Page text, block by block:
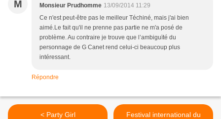
M Monsieur Prudhomme 13/09/2014 11:29
Ce n'est peut-être pas le meilleur Téchiné, mais j'ai bien
aimé.Le fait qu'il ne prenne pas partie ne m'a posé de
problème. Au contraire je trouve que l’ambiguïté du
personnage de G Canet rend celui-ci beaucoup plus
intéressant.
Répondre
< Party Girl
Festival international du